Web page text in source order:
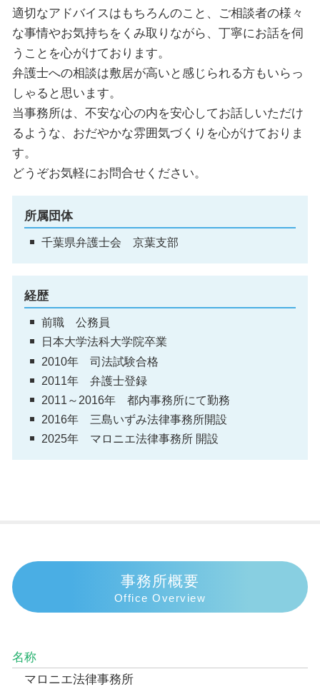
適切なアドバイスはもちろんのこと、ご相談者の様々
な事情やお気持ちをくみ取りながら、丁寧にお話を伺
うことを心がけております。
弁護士への相談は敷居が高いと感じられる方もいらっ
しゃると思います。
当事務所は、不安な心の内を安心してお話しいただけ
るような、おだやかな雰囲気づくりを心がけておりま
す。
どうぞお気軽にお問合せください。
所属団体
千葉県弁護士会 京葉支部
経歴
前職 公務員
日本大学法科大学院卒業
2010年 司法試験合格
2011年 弁護士登録
2011～2016年 都内事務所にて勤務
2016年 三島いずみ法律事務所開設
2025年 マロニエ法律事務所 開設
事務所概要
Office Overview
名称
マロニエ法律事務所